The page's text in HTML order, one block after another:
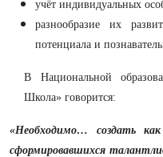
учёт индивидуальных
разнообразие их
потенциала и
В Национальной
Школа» говорится:
«Необходимо… создать
сформировавшихся